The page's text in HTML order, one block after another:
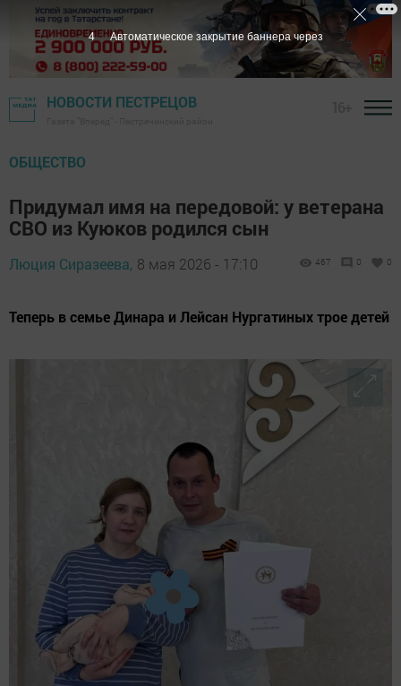
НОВОСТИ ПЕСТРЕЦОВ
ОБЩЕСТВО
Придумал имя на передовой: у ветерана
СВО из Куюков родился сын
Люция Сиразеева, 8 мая 2026 - 17:10 467 0 0
Теперь в семье Динара и Лейсан Нургатиных трое детей
2 Автоматическое закрытие баннера через